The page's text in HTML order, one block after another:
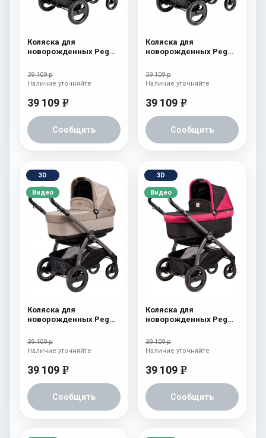
Коляска для
новорожденных Peg
(шасси Jet) atmosphere
39 109 р
39 109 e
Сообщить
Наличие уточняйте
Коляска для
новорожденных Peg
(шасси Jet)
aquamarine
39 109 р
39 109 e
Сообщить
Наличие уточняйте
3D
Видео
Коляска для
новорожденных Peg
(шасси Jet) Cream
39 109 р
39 109 e
Сообщить
Наличие уточняйте
3D
Видео
Коляска для
новорожденных Peg
(шасси Jet) Fleur
39 109 р
39 109 e
Сообщить
Наличие уточняйте